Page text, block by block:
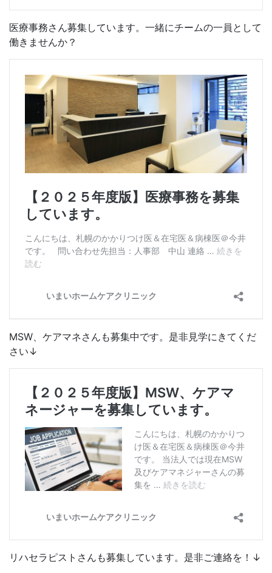
医療事務さん募集しています。一緒にチームの一員として
働きませんか？
MSW、ケアマネさんも募集中です。是非見学にきてくだ
さい↓
リハセラピストさんも募集しています。是非ご連絡を！↓